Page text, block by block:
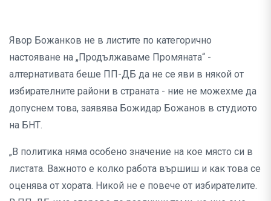
Явор Божанков не в листите по категорично
настояване на „Продължаваме Промяната“ -
алтернативата беше ПП-ДБ да не се яви в някой от
избирателните райони в страната - ние не можехме да
допуснем това, заявява Божидар Божанов в студиото
на БНТ.
„В политика няма особено значение на кое място си в
листата. Важното е колко работа вършиш и как това се
оценява от хората. Никой не е повече от избирателите.